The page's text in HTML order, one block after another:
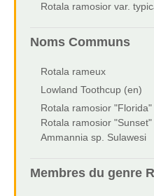
Rotala ramosior var.
Noms Communs
Rotala rameux
Lowland Toothcup (en)
Rotala ramosior "Florida"
Rotala ramosior "Sunset"
Ammannia sp. Sulawesi
Membres du genre